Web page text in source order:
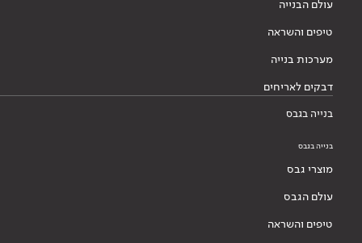
עולם הבנייה
טיפים והשראה
מערכות בנייה
דבקים לאריחים
בנייה בגבס
בנייה בגבס
מוצרי גבס
עולם הגבס
טיפים והשראה